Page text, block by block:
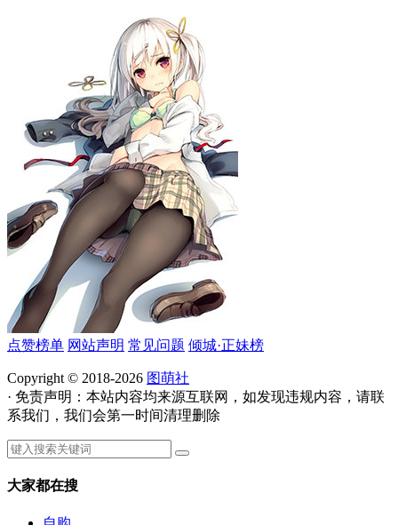
点赞榜单 网站声明 常见问题 倾城·正妹榜
Copyright © 2018-2026 图萌社
· 免责声明：本站内容均来源互联网，如发现违规内容，请联
系我们，我们会第一时间清理删除
大家都在搜